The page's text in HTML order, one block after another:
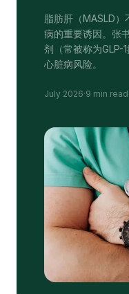
脂肪肝（MASLD
病的重要诱因。张
剂（常被称为GLP-
心脏病风险。
July 2026·9 min read